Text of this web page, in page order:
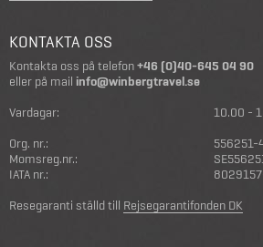
KONTAKTA OSS
Kontakta oss på telefon+46 (0)40-645 04 90
eller på mail info@winbergtravel.se
Vardagar:
10.00 -
Org. nr.:
556251-
Momsreg.nr.:
IATA nr.:
Resegaranti ställd till Rejsegarantifonden DK